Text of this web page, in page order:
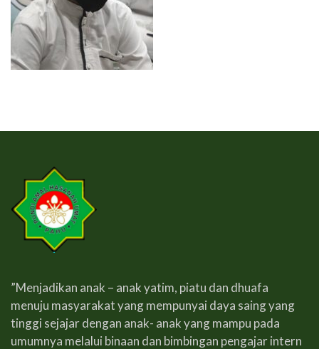
”Menjadikan anak – anak yatim, piatu dan dhuafa
menuju masyarakat yang mempunyai daya saing yang
tinggi sejajar dengan anak- anak yang mampu pada
umumnya melalui binaan dan bimbingan pengajar intern